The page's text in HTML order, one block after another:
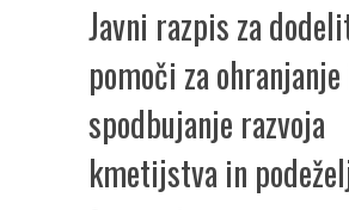
Javni razpis za
pomoči za
spodbujanje razvoja
kmetijstva in